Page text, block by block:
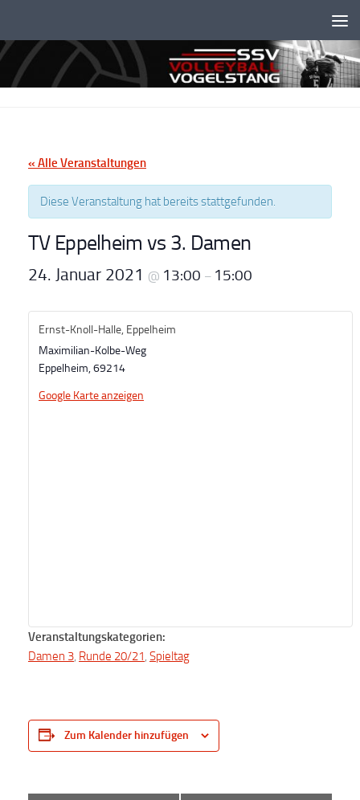
« Alle Veranstaltungen
Diese Veranstaltung hat bereits stattgefunden.
TV Eppelheim vs 3. Damen
24. Januar 2021 @ 13:00 – 15:00
Ernst-Knoll-Halle, Eppelheim
Maximilian-Kolbe-Weg
Eppelheim,69214
Google Karte anzeigen
Veranstaltungskategorien:
Damen 3 Runde 20/21 Spieltag
Zum Kalender hinzufügen